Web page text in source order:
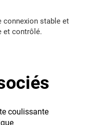
connexion stable et
et contrôlé.